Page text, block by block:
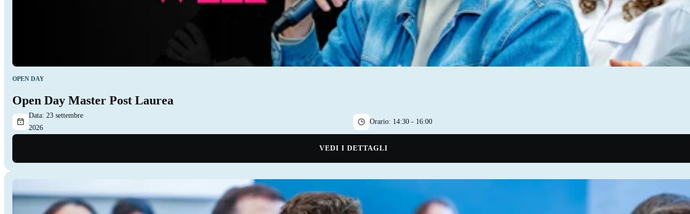
OPEN DAY
Open Day Master Post Laurea
Data: 23 settembre
2026
Orario: 14:30 - 16:00
VEDI I DETTAGLI